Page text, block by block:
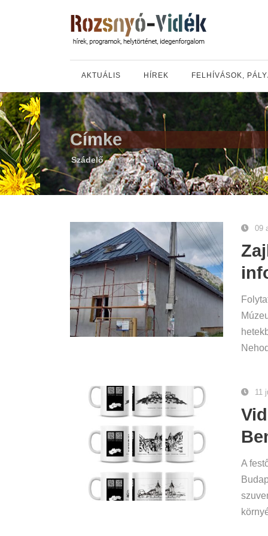
AKTUÁLIS HÍREK FELHÍVÁSOK,
Címke
Szádelő
09
11
A